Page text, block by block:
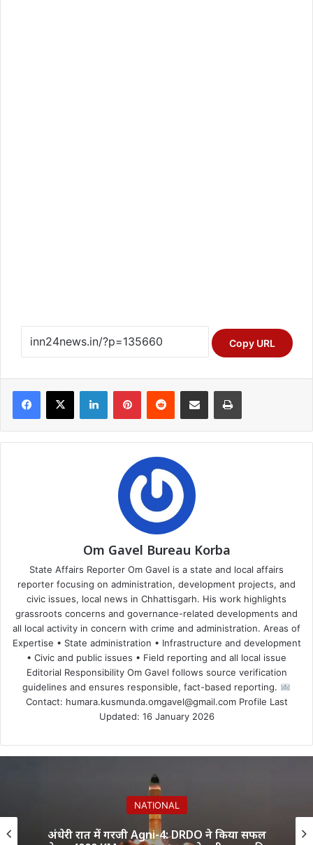
Copy URL
Facebook
X LinkedInPinterestReddit Share via Email Print
Om Gavel Bureau Korba
State Affairs Reporter Om Gavel is a state and local affairs
reporter focusing on administration, development projects, and
civic issues, local news in Chhattisgarh. His work highlights
grassroots concerns and governance-related developments and
all local activity in concern with crime and administration. Areas of
Expertise • State administration • Infrastructure and development
• Civic and public issues • Field reporting and all local issue
Editorial Responsibility Om Gavel follows source verification
guidelines and ensures responsible, fact-based reporting.
Contact: humara.kusmunda.omgavel@gmail.com Profile Last
Updated: 16 January 2026
NATIONAL
सितंबर से CJP का नया अभियान ‘क्या बोलती पब्लिक’